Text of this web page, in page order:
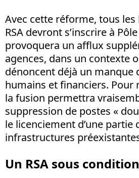
Avec cette réforme, tous
RSA devront s’inscrire à
provoquera un afflux
agences, dans un contexte
dénoncent déjà un manque
humains et financiers. Pour
la fusion permettra
suppression de postes «
le licenciement d’une partie
infrastructures
Un RSA sous condition